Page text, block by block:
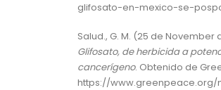
glifosato-en-mexico-se-
Salud., G. M. (25 de November
Glifosato, de herbicida a
cancerígeno. Obtenido de
https://